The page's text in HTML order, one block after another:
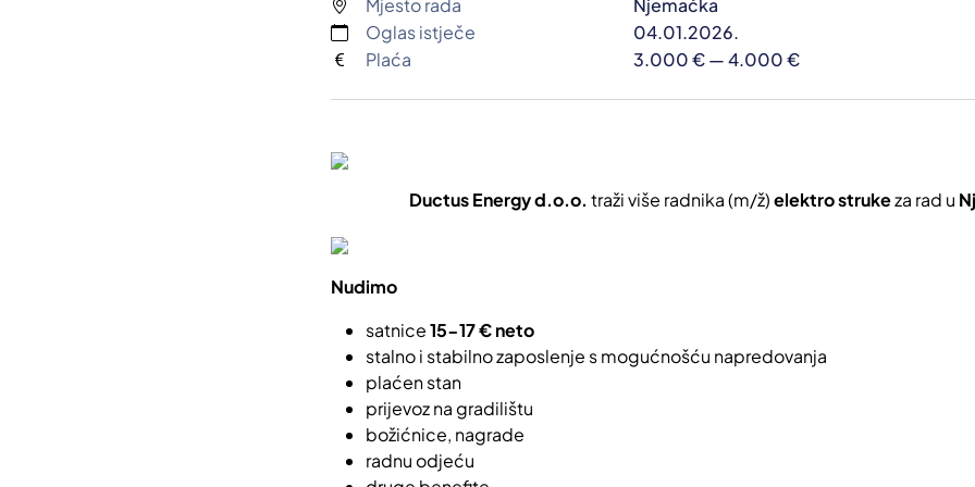
Mjesto rada
Njemačka
Oglas istječe
04.01.2026.
Plaća
3.000 € — 4.000 €
Ductus Energy d.o.o. traži više radnika (m/ž)elektro strukeza rad u
Nudimo
satnice15-17 € neto
stalno i stabilno zaposlenje s mogućnošću napredovanja
plaćen stan
prijevoz na gradilištu
božićnice, nagrade
radnu odjeću